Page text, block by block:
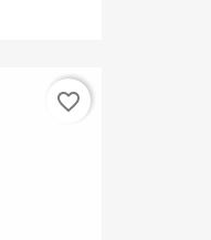
favorite_border